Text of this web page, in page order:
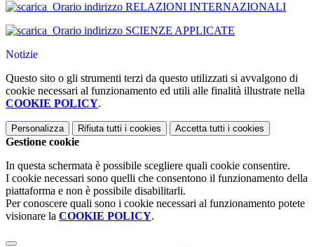
Orario indirizzo RELAZIONI INTERNAZIONALI
Orario indirizzo SCIENZE APPLICATE
Notizie
Questo sito o gli strumenti terzi da questo utilizzati si avvalgono di
cookie necessari al funzionamento ed utili alle finalità illustrate nella
COOKIE POLICY.
Personalizza Rifiuta tutti i cookies Accetta tutti i cookies
Gestione cookie
In questa schermata è possibile scegliere quali cookie consentire.
I cookie necessari sono quelli che consentono il funzionamento della
piattaforma e non è possibile disabilitarli.
Per conoscere quali sono i cookie necessari al funzionamento potete
visionare la COOKIE POLICY.